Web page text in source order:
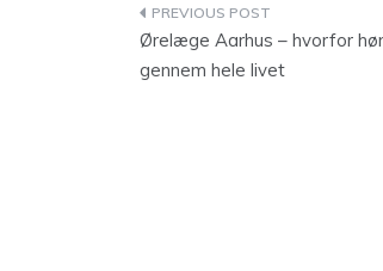
Ørelæge Aarhus – hvorfor
gennem hele livet